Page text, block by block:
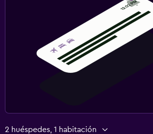
2 huéspedes, 1 habitación